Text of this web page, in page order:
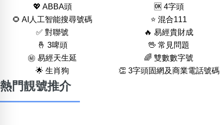
💖 ABBA頭
🆗️ 4字頭
🌻 AI人工智能搜尋號碼
⭐️ 混合111
✅ 對聯號
🔥 易經貴財成
🤞 3啤頭
🖖 常見問題
㊙️ 易經天生延
🌈 雙數數字號
🌟 生肖狗
👏 3字頭固網及商業電話號碼
熱門靚號推介